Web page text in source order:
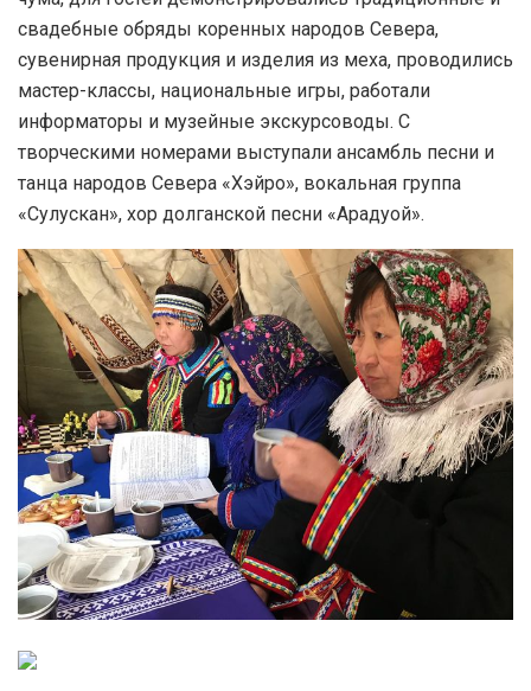
свадебные обряды коренных народов Севера,
сувенирная продукция и изделия из меха, проводились
мастер-классы, национальные игры, работали
информаторы и музейные экскурсоводы. С
творческими номерами выступали ансамбль песни и
танца народов Севера «Хэйро», вокальная группа
«Сулускан», хор долганской песни «Арадуой».